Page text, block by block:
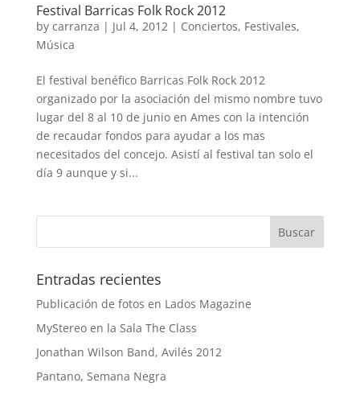
Festival Barricas Folk Rock 2012
by carranza | Jul 4, 2012| Conciertos, Festivales,
Música
El festival benéfico Barricas Folk Rock 2012
organizado por la asociación del mismo nombre tuvo
lugar del 8 al 10 de junio en Ames con la intención
de recaudar fondos para ayudar a los mas
necesitados del concejo. Asistí al festival tan solo el
día 9 aunque y si...
Entradas recientes
Publicación de fotos en Lados Magazine
MyStereo en la Sala The Class
Jonathan Wilson Band, Avilés 2012
Pantano, Semana Negra